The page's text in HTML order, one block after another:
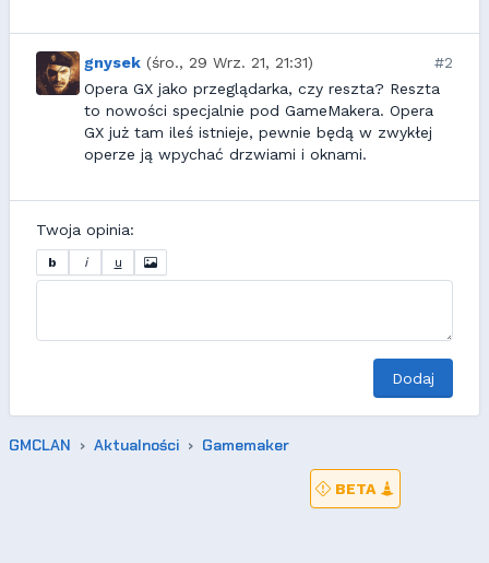
gnysek (śro., 29 Wrz. 21, 21:31)
#2
Opera GX jako przeglądarka, czy reszta? Reszta
to nowości specjalnie pod GameMakera. Opera
GX już tam ileś istnieje, pewnie będą w zwykłej
operze ją wpychać drzwiami i oknami.
Twoja opinia:
b i u
Dodaj
GMCLAN Aktualności Gamemaker
BETA